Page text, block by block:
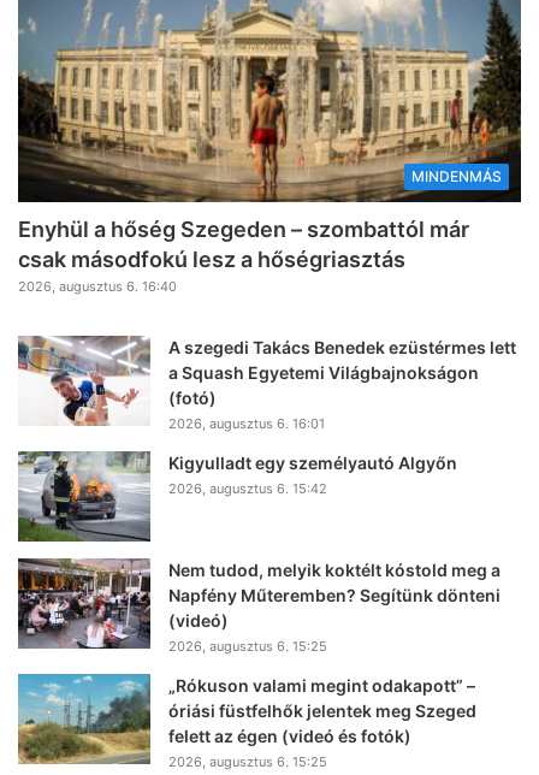
MINDENMÁS
Enyhül a hőség Szegeden – szombattól már
csak másodfokú lesz a hőségriasztás
2026, augusztus 6. 16:40
A szegedi Takács Benedek ezüstérmes lett
a Squash Egyetemi Világbajnokságon
(fotó)
2026, augusztus 6. 16:01
Kigyulladt egy személyautó Algyőn
2026, augusztus 6. 15:42
Nem tudod, melyik koktélt kóstold meg a
Napfény Műteremben? Segítünk dönteni
(videó)
2026, augusztus 6. 15:25
„Rókuson valami megint odakapott” –
óriási füstfelhők jelentek meg Szeged
felett az égen (videó és fotók)
2026, augusztus 6. 15:25